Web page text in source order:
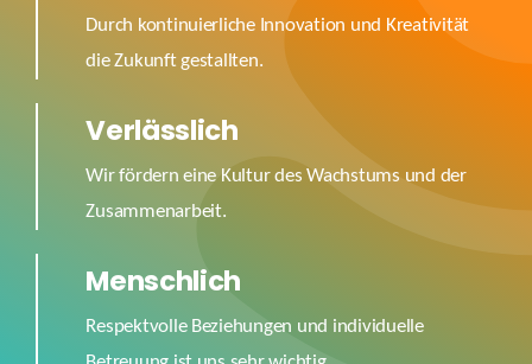
Durch kontinuierliche Innovation und Kreativität
die Zukunft gestallten.
Verlässlich
Wir fördern eine Kultur des Wachstums und der
Zusammenarbeit.
Menschlich
Respektvolle Beziehungen und individuelle